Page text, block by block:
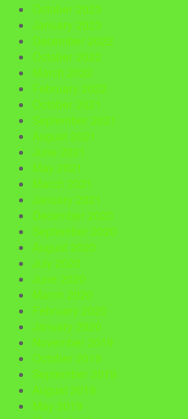
October 2023
January 2023
December 2022
October 2022
March 2022
February 2022
October 2021
September 2021
August 2021
June 2021
May 2021
March 2021
January 2021
December 2020
September 2020
August 2020
July 2020
June 2020
March 2020
February 2020
January 2020
November 2019
October 2019
September 2019
August 2019
May 2019